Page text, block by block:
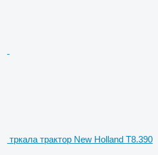
тркала трактор New Holland T8.390